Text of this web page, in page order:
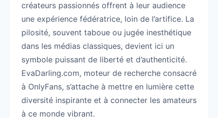
créateurs passionnés offrent à leur audience
une expérience fédératrice, loin de l’artifice. La
pilosité, souvent taboue ou jugée inesthétique
dans les médias classiques, devient ici un
symbole puissant de liberté et d’authenticité.
EvaDarling.com, moteur de recherche consacré
à OnlyFans, s’attache à mettre en lumière cette
diversité inspirante et à connecter les amateurs
à ce monde vibrant.